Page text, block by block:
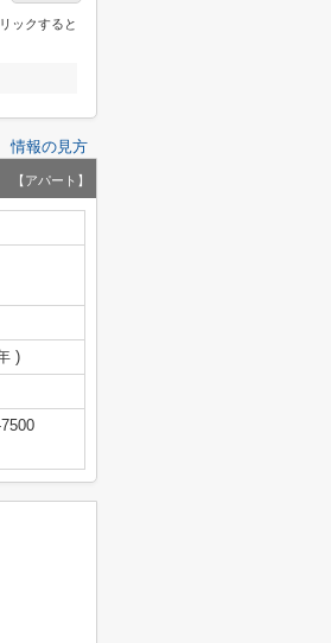
ックすると
情報の見方
【アパート】
)